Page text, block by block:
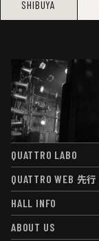
SHIBUYA
QUATTRO LABO
QUATTRO LABO
QUATTRO WEB 先行
QUATTRO WEB先行
HALL INFO
HALL INFO
ABOUT US